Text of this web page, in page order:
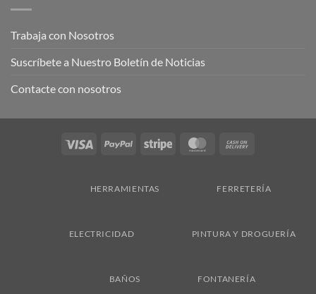
Trabaja con Nosotros
Suscríbete a Nuestro Boletín de Noticias
Contacte con nosotros
Visa PayPal Stripe MasterCard
HERRAMIENTAS FERRETERÍA
ELECTRICIDAD PINTURA Y DROGUERÍA
BAÑOS FONTANERÍA